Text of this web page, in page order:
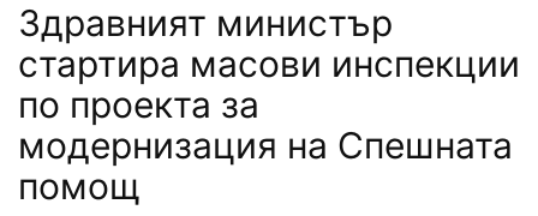
Здравният министър
стартира масови инспекции
по проекта за
модернизация на Спешната
помощ